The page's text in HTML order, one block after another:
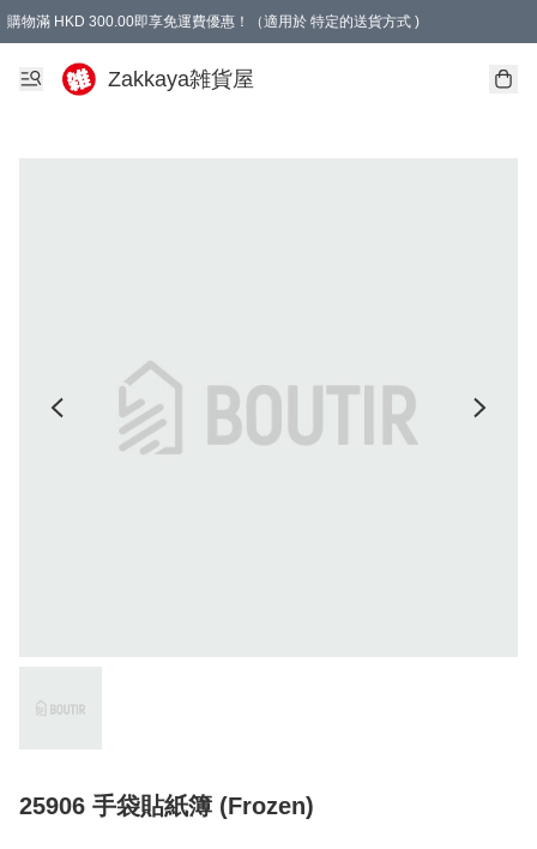
購物滿 HKD 300.00即享免運費優惠！（適用於 特定的送貨方式 )
Zakkaya雑貨屋
25906 手袋貼紙簿 (Frozen)